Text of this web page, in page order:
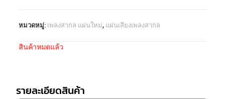
หมวดหมู่: เพลงสากล แผ่นใหม่, แผ่นเสียงเพลงสากล
สินค้าหมดแล้ว
รายละเอียดสินค้า